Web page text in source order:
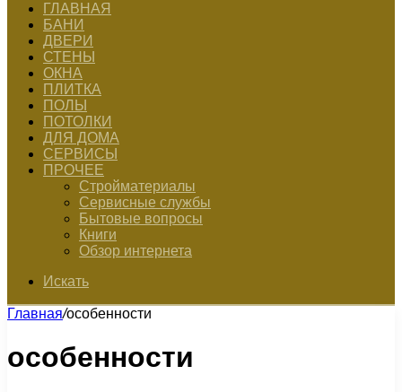
ГЛАВНАЯ
БАНИ
ДВЕРИ
СТЕНЫ
ОКНА
ПЛИТКА
ПОЛЫ
ПОТОЛКИ
ДЛЯ ДОМА
СЕРВИСЫ
ПРОЧЕЕ
Стройматериалы
Сервисные службы
Бытовые вопросы
Книги
Обзор интернета
Искать
Главная/особенности
особенности